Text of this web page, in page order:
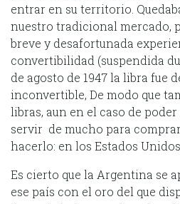
entrar en su territorio.
nuestro tradicional mercado,
breve y desafortunada
convertibilidad (suspendida
de agosto de 1947 la libra fue
inconvertible, De modo que
libras, aun en el caso de poder
servir de mucho para
hacerlo: en los Estados
Es cierto que la Argentina se
ese país con el oro del que